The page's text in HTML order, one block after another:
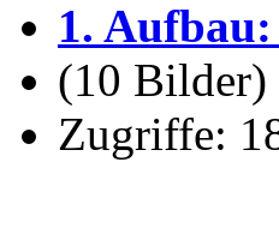
1.
(10 Bilder)
Zugriffe: